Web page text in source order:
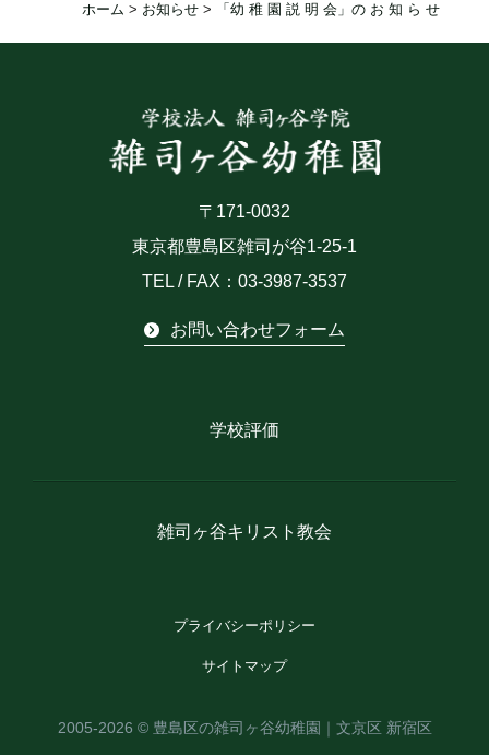
ホーム > お知らせ > 「幼 稚 園 説 明 会」の お 知 ら せ
〒171-0032
東京都豊島区雑司が谷1-25-1
TEL / FAX：03-3987-3537
お問い合わせフォーム
学校評価
雑司ヶ谷キリスト教会
プライバシーポリシー
サイトマップ
2005-2026 © 豊島区の雑司ヶ谷幼稚園｜文京区 新宿区